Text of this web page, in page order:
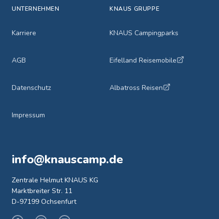
UNTERNEHMEN
Karriere
AGB
Datenschutz
Impressum
KNAUS GRUPPE
KNAUS Campingparks
Eifelland Reisemobile
Albatross Reisen
info@knauscamp.de
Zentrale Helmut KNAUS KG
Marktbreiter Str. 11
D-97199 Ochsenfurt